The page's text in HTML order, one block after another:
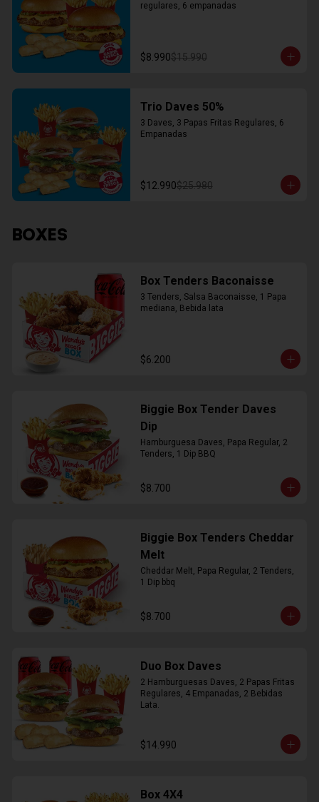
regulares, 6 empanadas
$8.990$15.990
Trio Daves 50%
3 Daves, 3 Papas Fritas Regulares, 6
Empanadas
$12.990$25.980
BOXES
Box Tenders Baconaisse
3 Tenders, Salsa Baconaisse, 1 Papa
mediana, Bebida lata
$6.200
Biggie Box Tender Daves
Dip
Hamburguesa Daves, Papa Regular, 2
Tenders, 1 Dip BBQ
$8.700
Biggie Box Tenders Cheddar
Melt
Cheddar Melt, Papa Regular, 2 Tenders,
1 Dip bbq
$8.700
Duo Box Daves
2 Hamburguesas Daves, 2 Papas Fritas
Regulares, 4 Empanadas, 2 Bebidas
Lata.
$14.990
Box 4X4